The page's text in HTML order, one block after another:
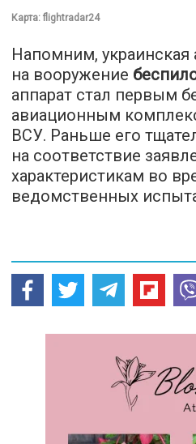
Карта: flightradar24
Напомним, украинская
на вооружение
аппарат стал первым
авиационным
ВСУ. Раньше его
на соответствие
характеристикам во
ведомственных